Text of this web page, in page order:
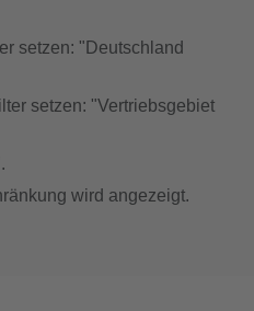
setzen: "Deutschland
setzen: "Vertriebsgebiet
wird angezeigt.